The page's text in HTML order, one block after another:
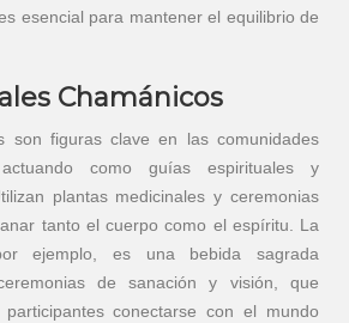
esencial para mantener el equilibrio de
Chamánicos
son figuras clave en las comunidades
actuando como guías espirituales y
plantas medicinales y ceremonias
tanto el cuerpo como el espíritu. La
ejemplo, es una bebida sagrada
de sanación y visión, que
conectarse con el mundo